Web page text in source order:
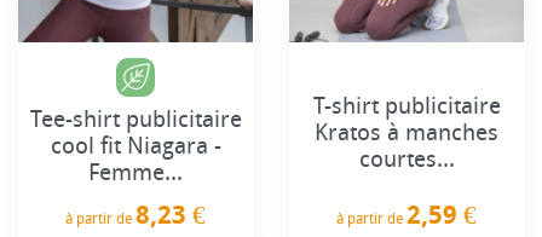
Tee-shirt publicitaire
cool fit Niagara -
Femme...
à partir de 8,23 €
T-shirt publicitaire
Kratos à manches
courtes...
à partir de 2,59 €